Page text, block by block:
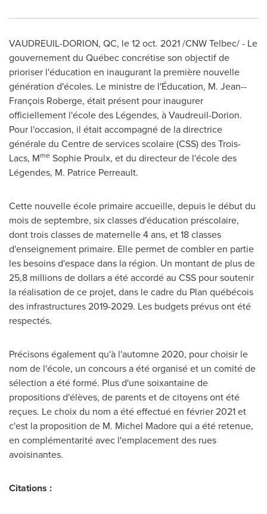
VAUDREUIL-DORION, QC, le 12 oct. 2021 /CNW Telbec/ - Le
gouvernement du Québec concrétise son objectif de
prioriser l'éducation en inaugurant la première nouvelle
génération d'écoles. Le ministre de l'Éducation, M. Jean--
François Roberge, était présent pour inaugurer
officiellement l'école des Légendes, àVaudreuil-Dorion.
Pour l'occasion, il était accompagné de la directrice
générale du Centre de services scolaire (CSS) des Trois-
Lacs, Mme Sophie Proulx, et du directeur de l'école des
Légendes, M. Patrice Perreault.
Cette nouvelle école primaire accueille, depuis le début du
mois de septembre, six classes d'éducation préscolaire,
dont trois classes de maternelle 4 ans, et 18 classes
d'enseignement primaire. Elle permet de combler en partie
les besoins d'espace dans la région. Un montant de plus de
25,8 millions de dollars a été accordé au CSS pour soutenir
la réalisation de ce projet, dans le cadre du Plan québécois
des infrastructures 2019-2029. Les budgets prévus ont été
respectés.
Précisons également qu'à l'automne 2020, pour choisir le
nom de l'école, un concours a été organisé et un comité de
sélection a été formé. Plus d'une soixantaine de
propositions d'élèves, de parents et de citoyens ont été
reçues. Le choix du nom a été effectué en février2021 et
c'est la proposition de M. Michel Madore qui a été retenue,
en complémentarité avec l'emplacement des rues
avoisinantes.
Citations :